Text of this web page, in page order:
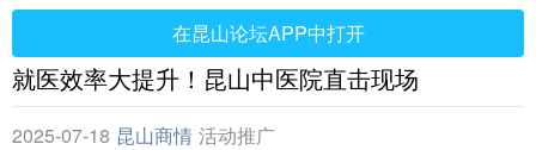
在昆山论坛APP中打开
就医效率大提升！昆山中医院直击现场
2025-07-18 昆山商情 活动推广